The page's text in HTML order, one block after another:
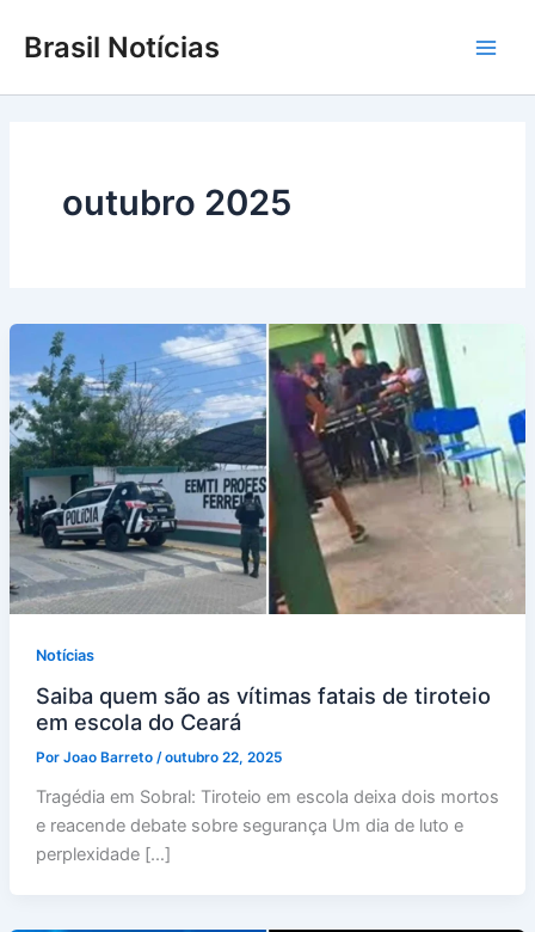
para
conteúdo
Brasil Notícias
outubro 2025
Notícias
Saiba quem são as vítimas fatais de tiroteio
em escola do Ceará
Por Joao Barreto /outubro 22, 2025
Tragédia em Sobral: Tiroteio em escola deixa dois mortos
e reacende debate sobre segurança Um dia de luto e
perplexidade […]